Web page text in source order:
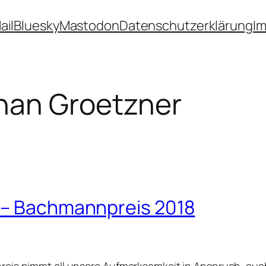
BlueskyMastodonDatenschutzerklärung
Groetzner
Bachmannpreis 2018